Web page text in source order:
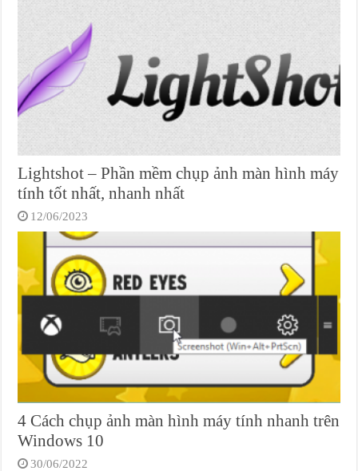
Lightshot – Phần mềm chụp ảnh màn hình máy
tính tốt nhất, nhanh nhất
12/06/2023
4 Cách chụp ảnh màn hình máy tính nhanh trên
Windows 10
30/06/2022